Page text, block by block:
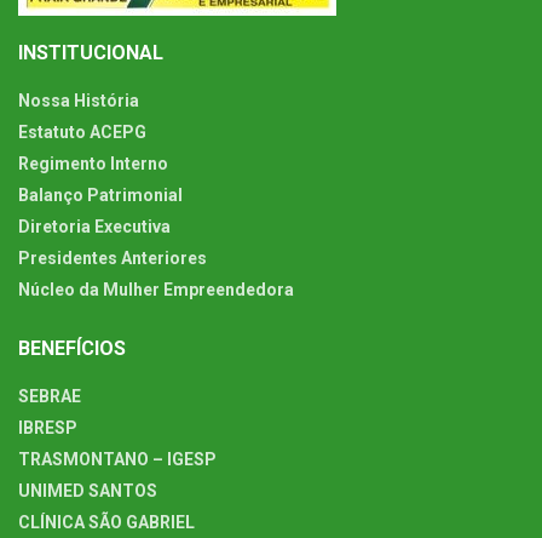
INSTITUCIONAL
Nossa História
Estatuto ACEPG
Regimento Interno
Balanço Patrimonial
Diretoria Executiva
Presidentes Anteriores
Núcleo da Mulher Empreendedora
BENEFÍCIOS
SEBRAE
IBRESP
TRASMONTANO – IGESP
UNIMED SANTOS
CLÍNICA SÃO GABRIEL